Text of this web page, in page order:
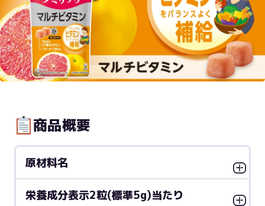
商品概要
原材料名
栄養成分表示2粒(標準5g)当たり